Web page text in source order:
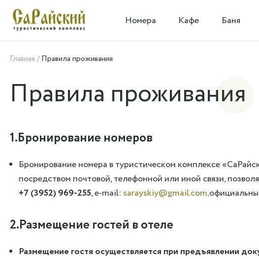
Номера Кафе Баня
Главная / Правила проживания
Правила проживания
1.Бронирование номеров
Бронирование номера в туристическом комплексе
посредством почтовой, телефонной или иной связи,
+7 (3952) 969-255, e-mail: sarayskiy@gmail.com,
2.Размещение гостей в отеле
Размещение гостя осуществляется при предъявлении